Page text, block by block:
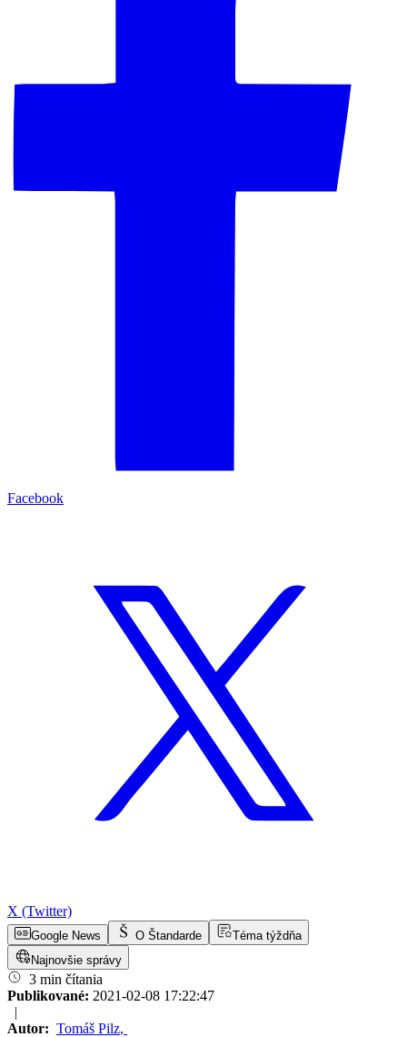
Facebook
X (Twitter)
Google News O Štandarde
Téma týždňa
Najnovšie správy
3 min čítania
Publikované: 2021-02-08 17:22:47
|
Autor: Tomáš Pilz,